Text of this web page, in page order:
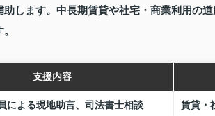
します。中長期賃貸や社宅・商業利用の
支援内容
による現地助言、司法書士相談 賃貸・